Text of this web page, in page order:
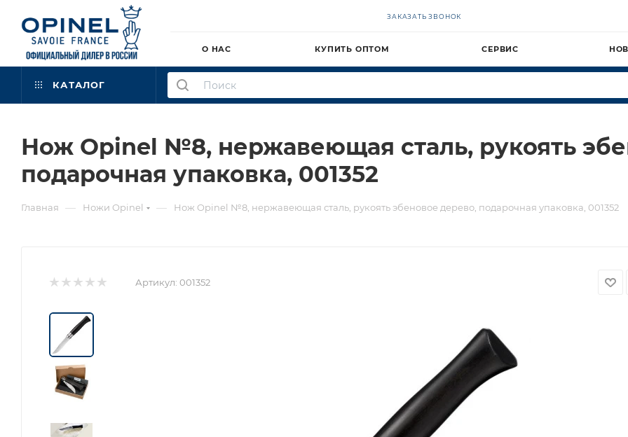
ЗАКАЗАТЬ ЗВОНОК
О НАС КУПИТЬ ОПТОМ СЕРВИС
КАТАЛОГ
Нож Opinel №8, нержавеющая сталь, рукоять
подарочная упаковка, 001352
Главная — Ножи Opinel — Нож Opinel №8, нержавеющая сталь, рукоять эбеновое дерево, подарочная упаковка, 001352
Артикул: 001352